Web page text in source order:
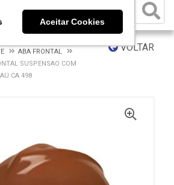
Aceitar Cookies
VOLTAR
ABA FRONTAL
SUSPENSAO COM
CA 498